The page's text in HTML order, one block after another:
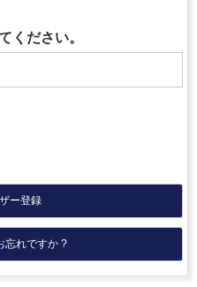
ください。
ー登録
忘れですか ?